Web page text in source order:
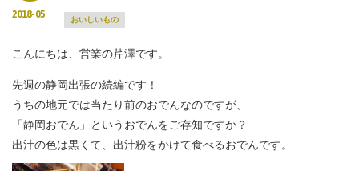
2018-05 おいしいもの
こんにちは、営業の芹澤です。
先週の静岡出張の続編です！
うちの地元では当たり前のおでんなのですが、
「静岡おでん」というおでんをご存知ですか？
出汁の色は黒くて、出汁粉をかけて食べるおでんです。